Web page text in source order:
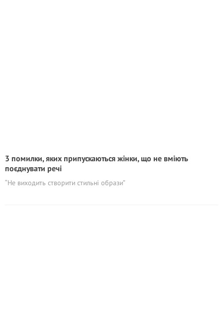
3 помилки, яких припускаються жінки, що не вміють
поєднувати речі
“Не виходить створити стильні образи”